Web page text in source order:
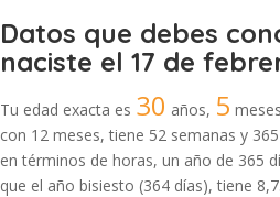
Datos que debes
naciste el 17 de
Tu edad exacta es 30 años, 5
con 12 meses, tiene 52 semanas y
en términos de horas, un año de 365
que el año bisiesto (364 días), tiene